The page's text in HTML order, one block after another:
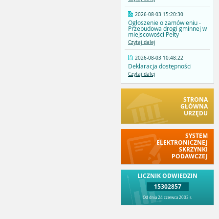
2026-08-03 15:20:30
Ogłoszenie o zamówieniu -
Przebudowa drogi gminnej w
miejscowości Pełty
Czytaj dalej
2026-08-03 10:48:22
Deklaracja dostępności
Czytaj dalej
STRONA
GŁÓWNA
URZĘDU
SYSTEM
ELEKTRONICZNEJ
SKRZYNKI
PODAWCZEJ
LICZNIK ODWIEDZIN
15302857
Od dnia 24 czerwca 2003 r.